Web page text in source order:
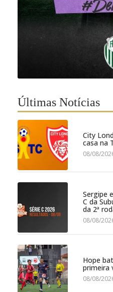
Últimas Notícias
City
casa na
08/08/
Sergipe
C da
da 2ª
08/08/
Hope
primeira
08/08/